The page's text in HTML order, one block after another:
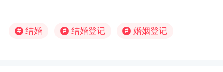
# 结婚 # 结婚登记 # 婚姻登记